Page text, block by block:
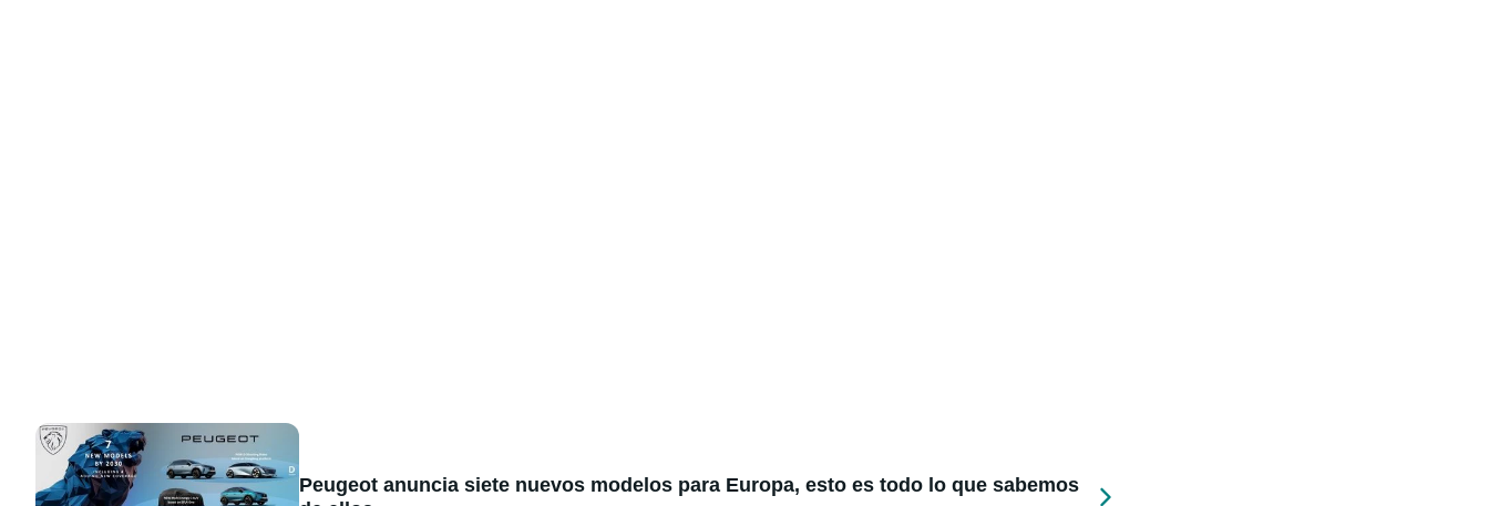
Peugeot anuncia siete nuevos modelos para Europa, esto es todo lo que sabemos